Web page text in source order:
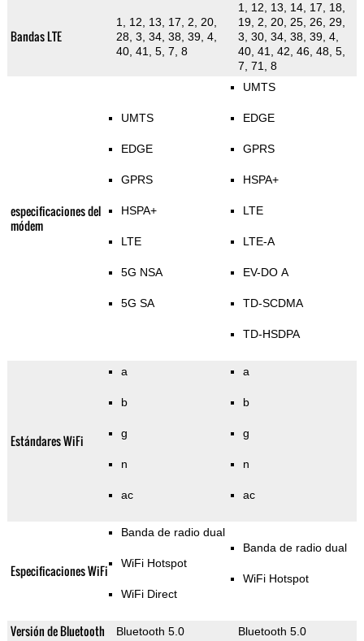
Bandas LTE
1, 12, 13, 17, 2, 20,
28, 3, 34, 38, 39, 4,
40, 41, 5, 7, 8
1, 12, 13, 14, 17, 18,
19, 2, 20, 25, 26, 29,
3, 30, 34, 38, 39, 4,
40, 41, 42, 46, 48, 5,
7, 71, 8
especificaciones del
módem
UMTS
EDGE
GPRS
HSPA+
LTE
5G NSA
5G SA
UMTS
EDGE
GPRS
HSPA+
LTE
LTE-A
EV-DO A
TD-SCDMA
TD-HSDPA
Estándares WiFi
a
b
g
n
ac
a
b
g
n
ac
Especificaciones WiFi
Banda de radio dual
WiFi Hotspot
WiFi Direct
Banda de radio dual
WiFi Hotspot
Versión de Bluetooth Bluetooth 5.0 Bluetooth 5.0